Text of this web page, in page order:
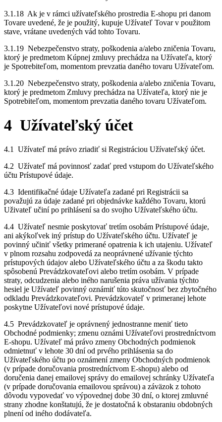
3.1.18 Ak je v rámci užívateľského prostredia E-shopu pri danom
Tovare uvedené, že je použitý, kupuje Užívateľ Tovar v použitom
stave, vrátane uvedených vád tohto Tovaru.
3.1.19 Nebezpečenstvo straty, poškodenia a/alebo zničenia Tovaru,
ktorý je predmetom Kúpnej zmluvy prechádza na Užívateľa, ktorý
je Spotrebiteľom, momentom prevzatia daného tovaru Užívateľom.
3.1.20 Nebezpečenstvo straty, poškodenia a/alebo zničenia Tovaru,
ktorý je predmetom Zmluvy prechádza na Užívateľa, ktorý nie je
Spotrebiteľom, momentom prevzatia daného tovaru Užívateľom.
4 Užívateľský účet
4.1 Užívateľ má právo zriadiť si Registráciou Užívateľský účet.
4.2 Užívateľ má povinnosť zadať pred vstupom do Užívateľského
účtu Prístupové údaje.
4.3 Identifikačné údaje Užívateľa zadané pri Registrácii sa
považujú za údaje zadané pri objednávke každého Tovaru, ktorú
Uživateľ učiní po prihlásení sa do svojho Užívateľského účtu.
4.4 Užívateľ nesmie poskytovať tretím osobám Prístupové údaje,
ani akýkoľvek iný prístup do Užívateľského účtu. Užívateľ je
povinný učiniť všetky primerané opatrenia k ich utajeniu. Užívateľ
v plnom rozsahu zodpovedá za neoprávnené užívanie týchto
prístupových údajov alebo Užívateľského účtu a za škodu takto
spôsobenú Prevádzkovateľovi alebo tretím osobám. V prípade
straty, odcudzenia alebo iného narušenia práva užívania týchto
hesiel je Užívateľ povinný oznámiť túto skutočnosť bez zbytočného
odkladu Prevádzkovateľovi. Prevádzkovateľ v primeranej lehote
poskytne Užívateľovi nové prístupové údaje.
4.5 Prevádzkovateľ je oprávnený jednostranne meniť tieto
Obchodné podmienky; zmenu oznámi Užívateľovi prostredníctvom
E-shopu. Užívateľ má právo zmeny Obchodných podmienok
odmietnuť v lehote 30 dní od prvého prihlásenia sa do
Užívateľského účtu po oznámení zmeny Obchodných podmienok
(v prípade doručovania prostredníctvom E-shopu) alebo od
doručenia danej emailovej správy do emailovej schránky Užívateľa
(v prípade doručovania emailovou správou) a záväzok z tohoto
dôvodu vypovedať vo výpovednej dobe 30 dní, o ktorej zmluvné
strany zhodne konštatujú, že je dostatočná k obstaraniu obdobných
plnení od iného dodávateľa.